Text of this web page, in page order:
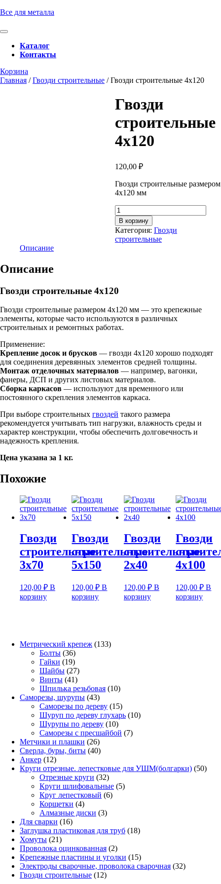
Перейти
содержимому
Все для металла
Кнопка
ОткрытьКаталог
Контакты
Кнопка
Закрыть
Корзина
консультацию
Главная /Гвозди строительные / Гвозди строительные 4х120
Гвозди
строительные
4х120
120,00 ₽
Гвозди строительные размером
4х120 мм
Количество
товара
Гвозди
строительные
4х120
В корзину
Категория: Гвозди
строительные
Описание
Описание
Гвозди строительные 4х120
Гвозди строительные размером 4х120 мм — это крепежные
элементы, которые часто используются в различных
строительных и ремонтных работах.
Применение:
Крепление досок и брусков — гвозди 4х120 хорошо подходят
для соединения деревянных элементов средней толщины.
Монтаж отделочных материалов — например, вагонки,
фанеры, ДСП и других листовых материалов.
Сборка каркасов — используют для временного или
постоянного скрепления элементов каркаса.
При выборе строительных гвоздей такого размера
рекомендуется учитывать тип нагрузки, влажность среды и
характер конструкции, чтобы обеспечить долговечность и
надежность крепления.
Цена указана за 1 кг.
Похожие
Гвозди
строительные
3х70
120,00 ₽ В
корзину
Гвозди
строительные
5х150
120,00₽ В
корзину
Гвозди
строительные
2х40
120,00 ₽ В
корзину
Гвозди
4х100
120,00₽ В
корзину
Метрический крепеж 133133
Болты 3636
товаров
Гайки 1919
товаров
Шайбы 2727
товаров
Винты 4141
товар
Шпилька резьбовая 1010
Саморезы, шурупы 4343
товара
Саморезы по дереву 1515
товаров
Шуруп по дереву глухарь 1010
Шурупы по дереву 1010
товаров
Саморезы с пресшайбой 77
Метчики и плашки 2626
товаров
Сверла, буры, биты 4040
Анкер 1212
товаров
Круги отрезные. лепестковые для УШМ(болгарки) 5050
Отрезные круги 3232
товара
Круги шлифовальные 55
Круг лепестковый 66
Корщетки 44
товара
Алмазные диски 33
Для сварки 1616
товаров
Заглушка пластиковая для труб 1818
Хомуты 2121
товар
Проволока оцинкованная 22
товара
Крепежные пластины и уголки 1515
товаров
Электроды сварочные, проволока сварочная 3232
Гвозди строительные 1212